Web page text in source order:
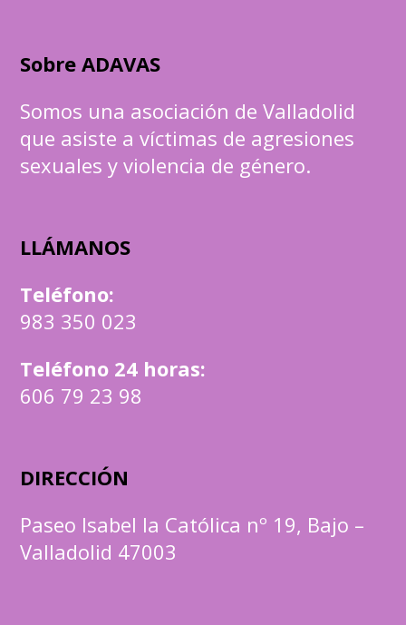
Sobre ADAVAS
Somos una asociación de Valladolid
que asiste a víctimas de agresiones
sexuales y violencia de género.
LLÁMANOS
Teléfono:
983 350 023
Teléfono 24 horas:
606 79 23 98
DIRECCIÓN
Paseo Isabel la Católica nº 19, Bajo –
Valladolid 47003